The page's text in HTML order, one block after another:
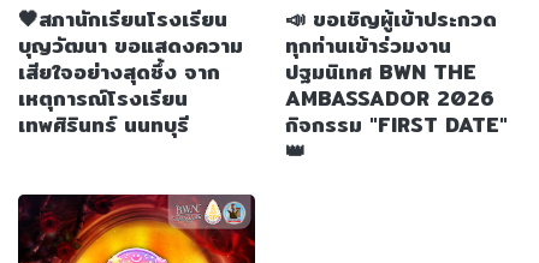
🖤สภานักเรียนโรงเรียน
บุญวัฒนา ขอแสดงความ
เสียใจอย่างสุดซึ้ง จาก
เหตุการณ์โรงเรียน
เทพศิรินทร์ นนทบุรี
📣 ขอเชิญผู้เข้าประกวด
ทุกท่านเข้าร่วมงาน
ปฐมนิเทศ BWN THE
AMBASSADOR 2026
กิจกรรม "FIRST DATE"
👑